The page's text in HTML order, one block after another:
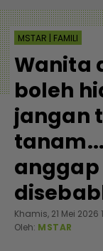
MSTAR | FAMILI
Wanita
boleh
jangan
Khamis, 21 Mei 2026
Oleh: MSTAR